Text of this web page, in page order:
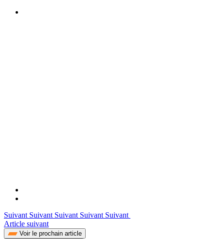
Suivant Suivant Suivant Suivant Suivant
Article suivant
Voir le prochain article